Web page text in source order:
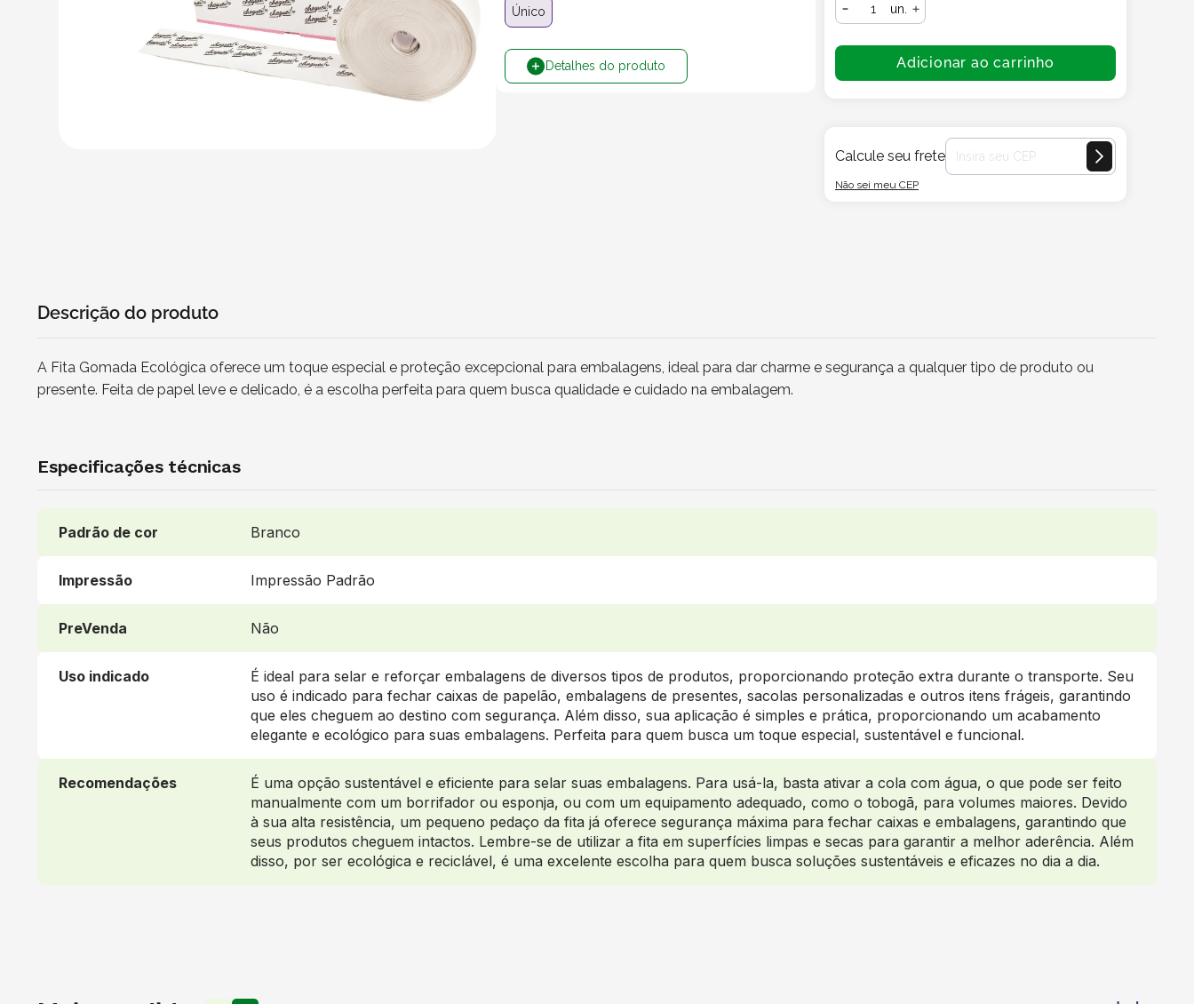
Único
Detalhes do produto
un.
Adicionar ao carrinho
Calcule seu frete
Não sei meu CEP
Descrição do produto
A Fita Gomada Ecológica oferece um toque especial e proteção excepcional para embalagens, ideal para dar charme e segurança a qualquer tipo de produto ou
presente. Feita de papel leve e delicado, é a escolha perfeita para quem busca qualidade e cuidado na embalagem.
Especificações técnicas
Padrão de cor Branco
Impressão Impressão Padrão
PreVenda Não
Uso indicado
É ideal para selar e reforçar embalagens de diversos tipos de produtos, proporcionando proteção extra durante o transporte. Seu
uso é indicado para fechar caixas de papelão, embalagens de presentes, sacolas personalizadas e outros itens frágeis, garantindo
que eles cheguem ao destino com segurança. Além disso, sua aplicação é simples e prática, proporcionando um acabamento
elegante e ecológico para suas embalagens. Perfeita para quem busca um toque especial, sustentável e funcional.
Recomendações
É uma opção sustentável e eficiente para selar suas embalagens. Para usá-la, basta ativar a cola com água, o que pode ser feito
manualmente com um borrifador ou esponja, ou com um equipamento adequado, como o tobogã, para volumes maiores. Devido
à sua alta resistência, um pequeno pedaço da fita já oferece segurança máxima para fechar caixas e embalagens, garantindo que
seus produtos cheguem intactos. Lembre-se de utilizar a fita em superfícies limpas e secas para garantir a melhor aderência. Além
disso, por ser ecológica e reciclável, é uma excelente escolha para quem busca soluções sustentáveis e eficazes no dia a dia.
º caixas
café